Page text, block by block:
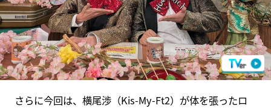
さらに今回は、横尾渉（Kis-My-Ft2）が体を張ったロ